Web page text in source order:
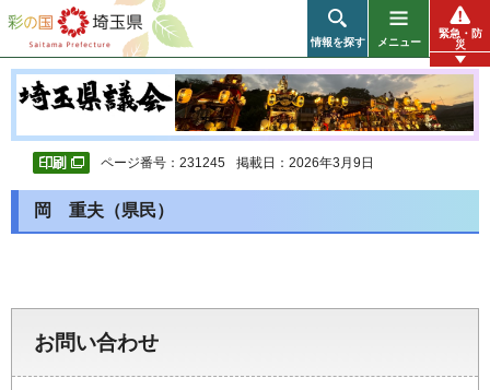
彩の国 埼玉県
情報を探す メニュー
緊急・防
災
ページ番号：231245 掲載日：2026年3月9日
岡 重夫（県民）
お問い合わせ